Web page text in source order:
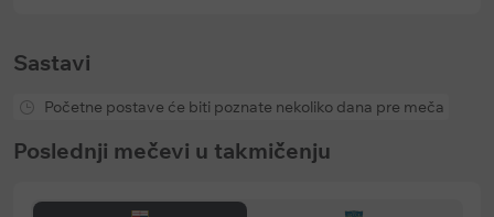
Sastavi
Početne postave će biti poznate nekoliko dana pre meča
Poslednji mečevi u takmičenju